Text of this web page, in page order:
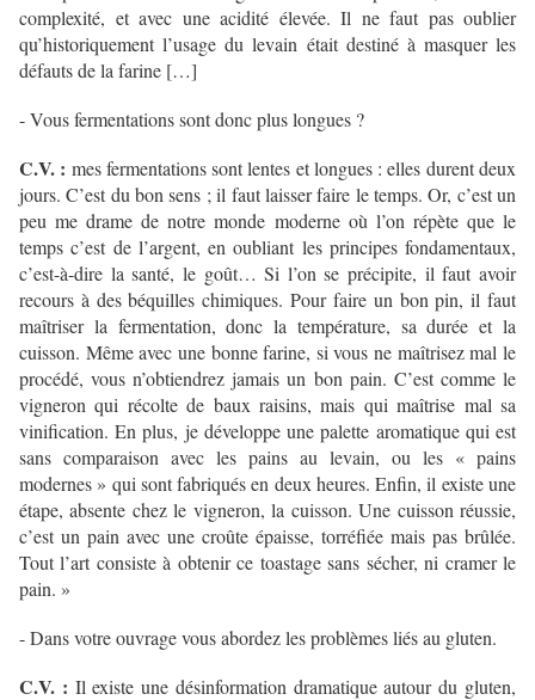
complexité, et avec une acidité élevée. Il ne faut pas oublier
qu’historiquement l’usage du levain était destiné à masquer les
défauts de la farine […]
- Vous fermentations sont donc plus longues ?
C.V. : mes fermentations sont lentes et longues : elles durent deux
jours. C’est du bon sens ; il faut laisser faire le temps. Or, c’est un
peu me drame de notre monde moderne où l’on répète que le
temps c’est de l’argent, en oubliant les principes fondamentaux,
c’est-à-dire la santé, le goût… Si l’on se précipite, il faut avoir
recours à des béquilles chimiques. Pour faire un bon pin, il faut
maîtriser la fermentation, donc la température, sa durée et la
cuisson. Même avec une bonne farine, si vous ne maîtrisez mal le
procédé, vous n’obtiendrez jamais un bon pain. C’est comme le
vigneron qui récolte de baux raisins, mais qui maîtrise mal sa
vinification. En plus, je développe une palette aromatique qui est
sans comparaison avec les pains au levain, ou les « pains
modernes » qui sont fabriqués en deux heures. Enfin, il existe une
étape, absente chez le vigneron, la cuisson. Une cuisson réussie,
c’est un pain avec une croûte épaisse, torréfiée mais pas brûlée.
Tout l’art consiste à obtenir ce toastage sans sécher, ni cramer le
pain. »
- Dans votre ouvrage vous abordez les problèmes liés au gluten.
C.V. : Il existe une désinformation dramatique autour du gluten,